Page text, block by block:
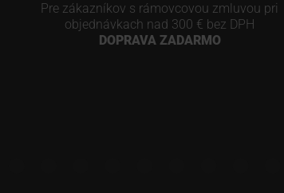
Pre zákazníkov s rámovcovou zmluvou pri
objednávkach nad 300 € bez DPH
DOPRAVA ZADARMO